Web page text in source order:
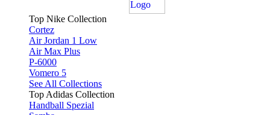
Top Nike Collection
Cortez
Air Jordan 1 Low
Air Max Plus
P-6000
Vomero 5
See All Collections
Top Adidas Collection
Handball Spezial